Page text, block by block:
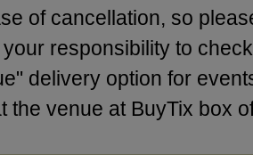
of cancellation, so
your responsibility to
delivery option for
the venue at BuyTix box